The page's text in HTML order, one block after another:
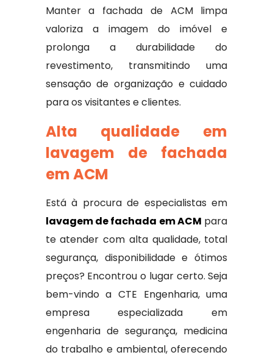
Manter a fachada de ACM limpa
valoriza a imagem do imóvel e
prolonga a durabilidade do
revestimento, transmitindo uma
sensação de organização e cuidado
para os visitantes e clientes.
Alta qualidade em
lavagem de fachada
em ACM
Está à procura de especialistas em
lavagem de fachada em ACM para
te atender com alta qualidade, total
segurança, disponibilidade e ótimos
preços? Encontrou o lugar certo. Seja
bem-vindo a CTE Engenharia, uma
empresa especializada em
engenharia de segurança, medicina
do trabalho e ambiental, oferecendo